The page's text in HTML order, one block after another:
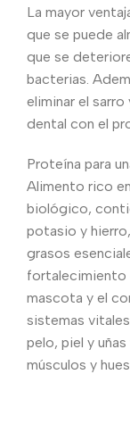
La mayor
que se puede
que se
bacterias.
eliminar el
dental con el
Proteína para
Alimento rico
biológico,
potasio y
grasos
fortalecimiento
mascota y el
sistemas
pelo, piel y
músculos y